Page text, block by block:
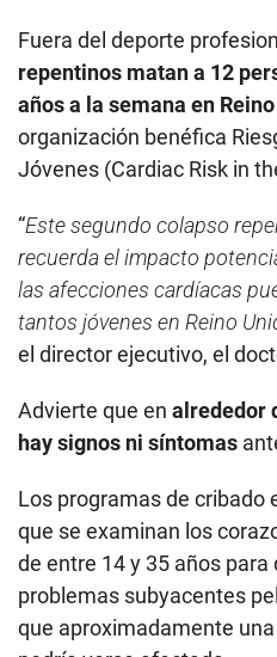
Fuera del deporte
repentinos matan a 12
años a la semana en
organización benéfica
Jóvenes (Cardiac Risk in
“Este segundo colapso
recuerda el impacto
las afecciones cardíacas
tantos jóvenes en Reino
el director ejecutivo, el
Advierte que en alrededor
hay signos ni síntomas
Los programas de cribado
que se examinan los
de entre 14 y 35 años
problemas subyacentes
que aproximadamente